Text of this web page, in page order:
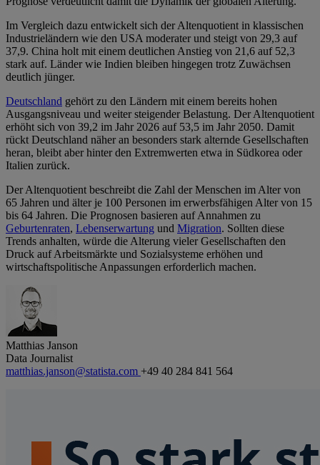
Im Vergleich dazu entwickelt sich der Altenquotient in klassischen
Industrieländern wie den USA moderater und steigt von 29,3 auf
37,9. China holt mit einem deutlichen Anstieg von 21,6 auf 52,3
stark auf. Länder wie Indien bleiben hingegen trotz Zuwächsen
deutlich jünger.
Deutschland gehört zu den Ländern mit einem bereits hohen
Ausgangsniveau und weiter steigender Belastung. Der Altenquotient
erhöht sich von 39,2 im Jahr 2026 auf 53,5 im Jahr 2050. Damit
rückt Deutschland näher an besonders stark alternde Gesellschaften
heran, bleibt aber hinter den Extremwerten etwa in Südkorea oder
Italien zurück.
Der Altenquotient beschreibt die Zahl der Menschen im Alter von
65 Jahren und älter je 100 Personen im erwerbsfähigen Alter von 15
bis 64 Jahren. Die Prognosen basieren auf Annahmen zu
Geburtenraten, Lebenserwartung und Migration. Sollten diese
Trends anhalten, würde die Alterung vieler Gesellschaften den
Druck auf Arbeitsmärkte und Sozialsysteme erhöhen und
wirtschaftspolitische Anpassungen erforderlich machen.
Matthias Janson
Data Journalist
matthias.janson@statista.com +49 40 284 841 564